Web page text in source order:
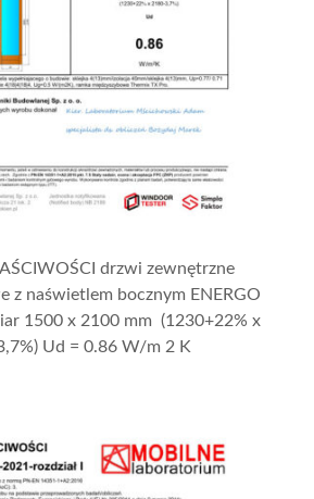
drzwi zewnętrzne
z naświetlem bocznym ENERGO
1500 x 2100 mm (1230+22% x
Ud = 0.86 W/m 2 K